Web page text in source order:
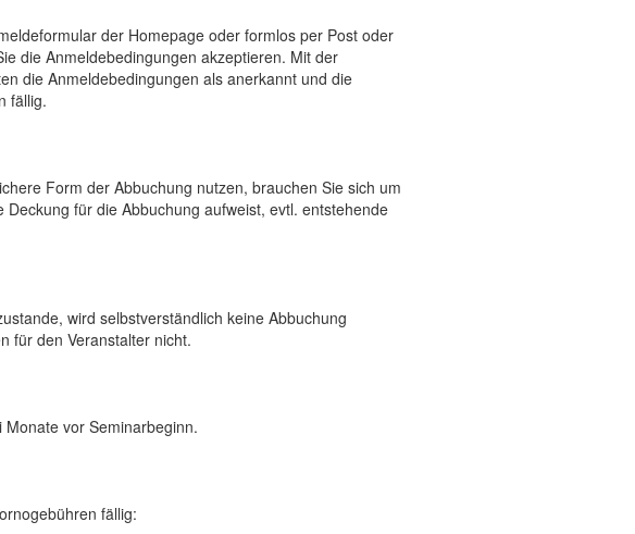
der Homepage oder formlos per Post oder
die Anmeldebedingungen akzeptieren. Mit der
die Anmeldebedingungen als anerkannt und die
fällig.
Form der Abbuchung nutzen, brauchen Sie sich um
für die Abbuchung aufweist, evtl. entstehende
wird selbstverständlich keine Abbuchung
für den Veranstalter nicht.
vor Seminarbeginn.
fällig: